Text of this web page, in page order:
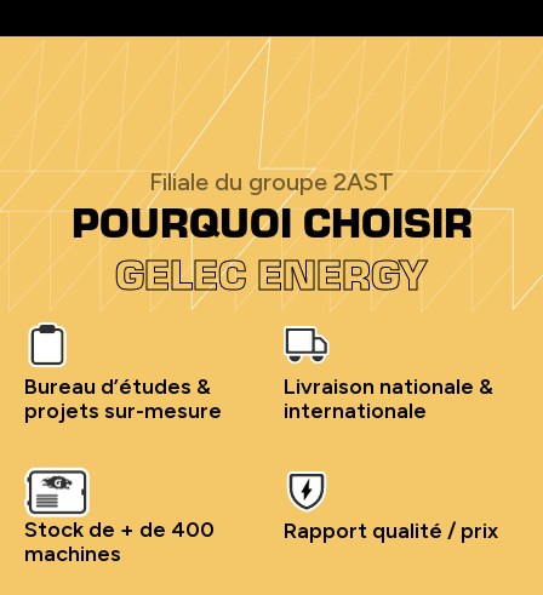
Filiale du groupe 2AST
POURQUOI CHOISIR
GELEC ENERGY
Bureau d’études &
projets sur-mesure
Livraison nationale &
internationale
Stock de + de 400
machines
Rapport qualité / prix